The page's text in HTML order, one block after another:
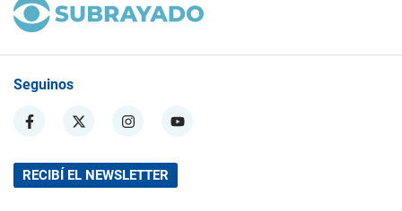
Seguinos
RECIBÍ EL NEWSLETTER